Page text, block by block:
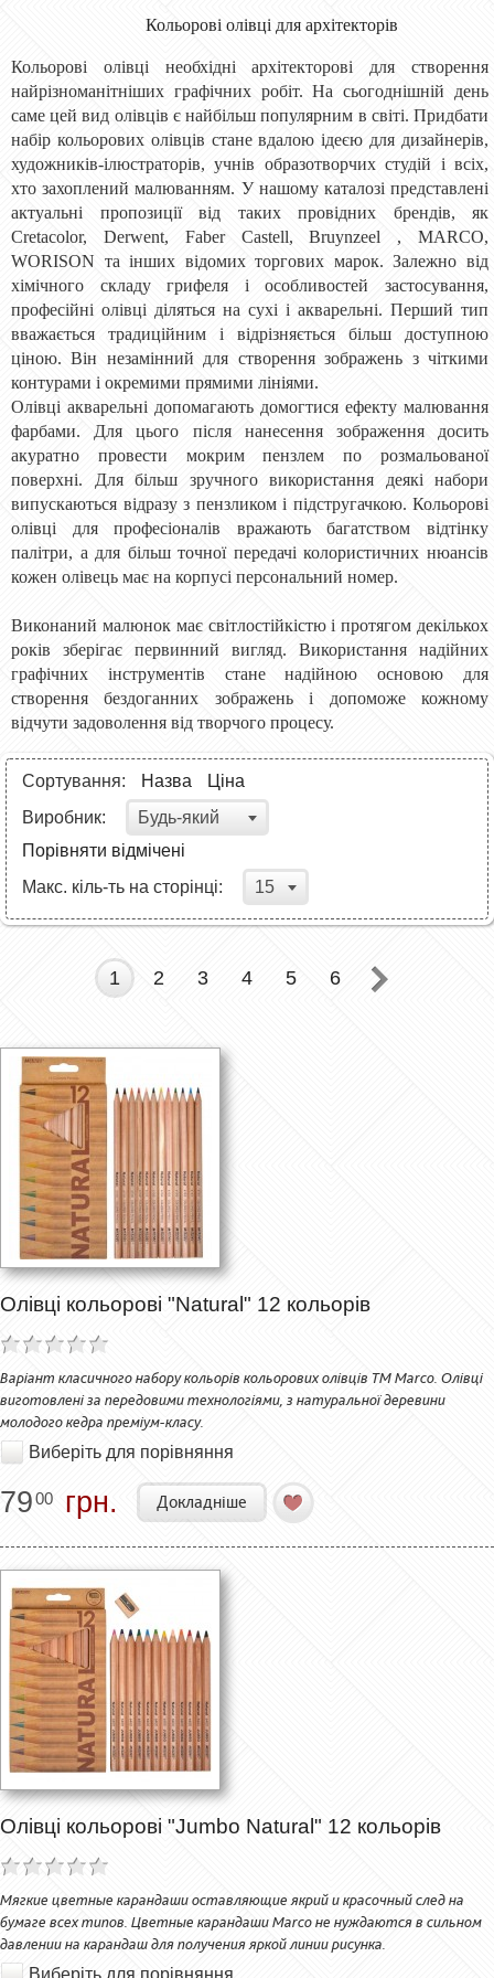
Кольорові олівці для архітекторів
Кольорові олівці необхідні архітекторові для створення
найрізноманітніших графічних робіт. На сьогоднішній день
саме цей вид олівців є найбільш популярним в світі. Придбати
набір кольорових олівців стане вдалою ідеєю для дизайнерів,
художників-ілюстраторів, учнів образотворчих студій і всіх,
хто захоплений малюванням. У нашому каталозі представлені
актуальні пропозиції від таких провідних брендів, як
Cretacolor, Derwent, Faber Castell, Bruynzeel , MARCO,
WORISON та інших відомих торгових марок. Залежно від
хімічного складу грифеля і особливостей застосування,
професійні олівці діляться на сухі і акварельні. Перший тип
вважається традиційним і відрізняється більш доступною
ціною. Він незамінний для створення зображень з чіткими
контурами і окремими прямими лініями.
Олівці акварельні допомагають домогтися ефекту малювання
фарбами. Для цього після нанесення зображення досить
акуратно провести мокрим пензлем по розмальованої
поверхні. Для більш зручного використання деякі набори
випускаються відразу з пензликом і підстругачкою. Кольорові
олівці для професіоналів вражають багатством відтінку
палітри, а для більш точної передачі колористичних нюансів
кожен олівець має на корпусі персональний номер.
Виконаний малюнок має світлостійкістю і протягом декількох
років зберігає первинний вигляд. Використання надійних
графічних інструментів стане надійною основою для
створення бездоганних зображень і допоможе кожному
відчути задоволення від творчого процесу.
Сортування: Назва
Ціна
Виробник:
Будь-який
Порівняти відмічені
Макс. кіль-ть на сторінці:
15
1 2 3 4 5 6
Олівці кольорові "Natural" 12 кольорів
Варіант класичного набору кольорів кольорових олівців ТМ Marco. Олівці
виготовлені за передовими технологіями, з натуральної деревини
молодого кедра преміум-класу.
Виберіть для порівняння
7900 грн. Докладніше
Олівці кольорові "Jumbo Natural" 12 кольорів
Мягкие цветные карандаши оставляющие якрий и красочный след на
бумаге всех типов. Цветные карандаши Marco не нуждаются в сильном
давлении на карандаш для получения яркой линии рисунка.
Виберіть для порівняння